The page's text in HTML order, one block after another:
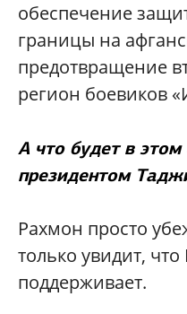
обеспечение
границы на
предотвращение
регион боевиков
А что будет в
президентом
Рахмон просто
только увидит,
поддерживает.